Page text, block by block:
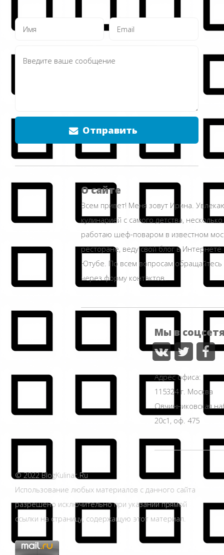
Отправить
О сайте
Всем привет! Меня зовут Ирина.
кулинарией с самого детства,
работаю шеф-поваром в известном
ресторане, веду свой блог в Интернете
Ютубе. По всем вопросам
через форму контактов.
Мы в
Адрес офиса:
115324 г. Москва
Овчинниковская
20с1, оф. 475
© 2022 BlogKulinar.Ru
Использование любых материалов с данного сайта
разрешено исключительно при указании прямой
ссылки на страницу, содержащую этот материал.